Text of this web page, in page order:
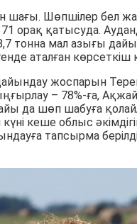
шағы. Шөпшілер бел
орақ қатысуда.
тонна мал азығы
аталған көрсеткіш
жоспарын
– 78%-ға,
да шөп шабуға
кеше облыс
тапсырма